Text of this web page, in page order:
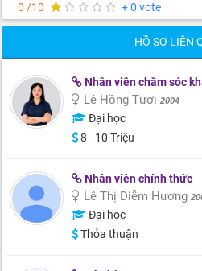
0 /10
+ 0 vote
HỒ SƠ LIÊN
Nhân viên chăm sóc
Lê Hồng Tươi 2004
Đại học
8 - 10 Triệu
Nhân viên chính thức
Lê Thị Diễm Hương
Đại học
Thỏa thuận